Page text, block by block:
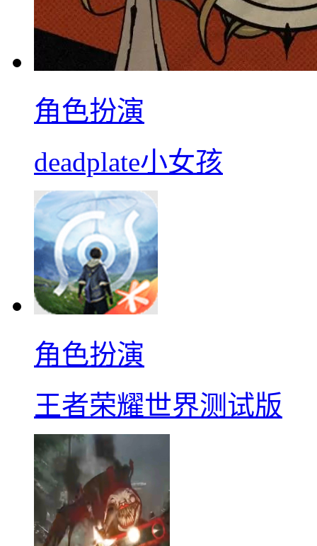
角色扮演
deadplate小女孩
角色扮演
王者荣耀世界测试版